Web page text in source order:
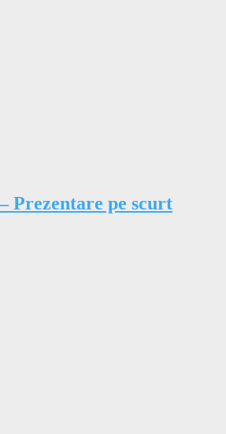
Prezentare pe scurt